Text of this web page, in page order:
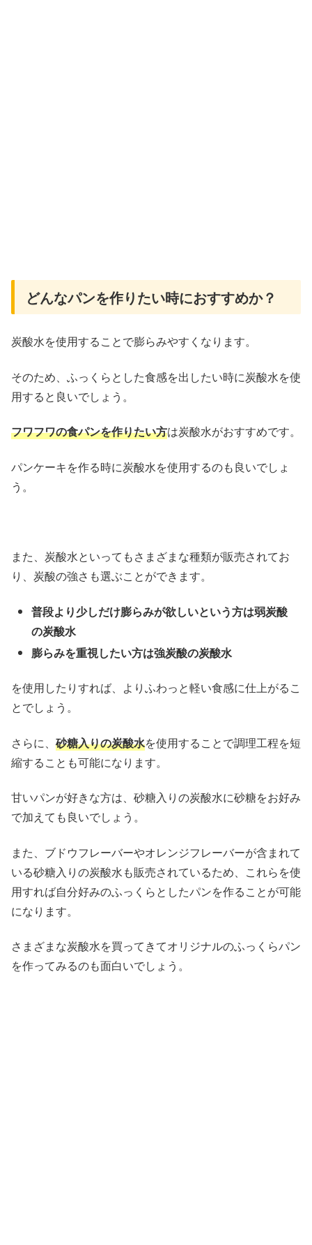
どんなパンを作りたい時におすすめか？
炭酸水を使用することで膨らみやすくなります。
そのため、ふっくらとした食感を出したい時に炭酸水を使
用すると良いでしょう。
フワフワの食パンを作りたい方は炭酸水がおすすめです。
パンケーキを作る時に炭酸水を使用するのも良いでしょ
う。
また、炭酸水といってもさまざまな種類が販売されてお
り、炭酸の強さも選ぶことができます。
普段より少しだけ膨らみが欲しいという方は弱炭酸
の炭酸水
膨らみを重視したい方は強炭酸の炭酸水
を使用したりすれば、よりふわっと軽い食感に仕上がるこ
とでしょう。
さらに、 砂糖入りの炭酸水を使用することで調理工程を短
縮することも可能になります。
甘いパンが好きな方は、砂糖入りの炭酸水に砂糖をお好み
で加えても良いでしょう。
また、ブドウフレーバーやオレンジフレーバーが含まれて
いる砂糖入りの炭酸水も販売されているため、これらを使
用すれば自分好みのふっくらとしたパンを作ることが可能
になります。
さまざまな炭酸水を買ってきてオリジナルのふっくらパン
を作ってみるのも面白いでしょう。